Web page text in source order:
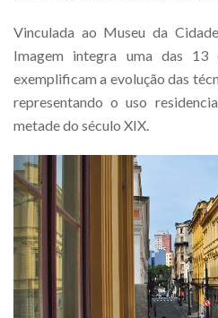
Vinculada ao Museu da
Imagem integra uma das 13
exemplificam a evolução das
representando o uso
metade do século XIX.